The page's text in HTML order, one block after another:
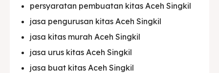
persyaratan pembuatan kitas Aceh Singkil
jasa pengurusan kitas Aceh Singkil
jasa kitas murah Aceh Singkil
jasa urus kitas Aceh Singkil
jasa buat kitas Aceh Singkil